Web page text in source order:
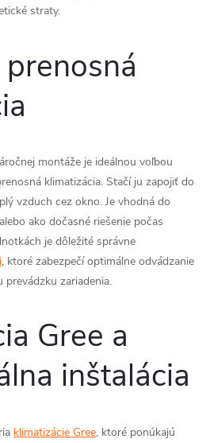
straty.
montáže je ideálnou voľbou
klimatizácia. Stačí ju zapojiť do
vzduch cez okno. Je vhodná do
ako dočasné riešenie počas
je dôležité správne
, ktoré zabezpečí optimálne odvádzanie
zariadenia.
Gree a
inštalácia
klimatizácie Gree, ktoré ponúkajú